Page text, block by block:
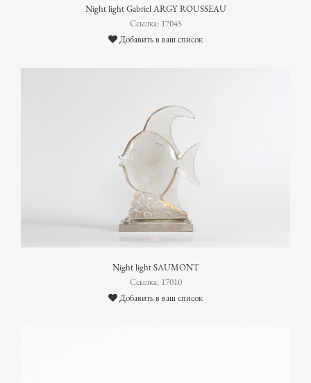
Night light Gabriel ARGY ROUSSEAU
Ссылка: 17045
Добавить в ваш список
Night light SAUMONT
Ссылка: 17010
Добавить в ваш список